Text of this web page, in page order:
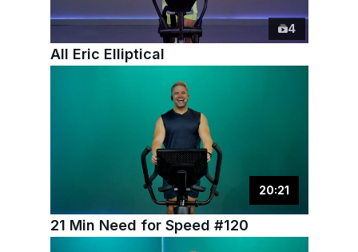
4
All Eric Elliptical
20:21
21 Min Need for Speed #120